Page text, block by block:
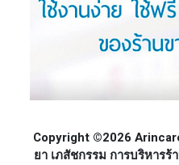
Copyright ©2026
ยา เภสัชกรรม การบริหาร